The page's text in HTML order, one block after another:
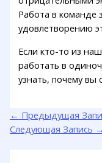
Работа в команде
удовлетворению
Если кто-то из
работать в
узнать, почему вы
← Предыдущая
Следующая Запись →